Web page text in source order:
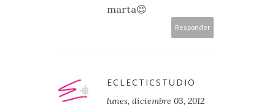
marta😉
Responder
ECLECTICSTUDIO
lunes, diciembre 03, 2012